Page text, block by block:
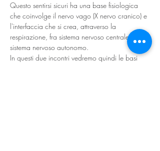
Questo sentirsi sicuri ha una base fisiologica
che coinvolge il nervo vago (X nervo cranico) e
l'interfaccia che si crea, attraverso la
respirazione, fra sistema nervoso centrale e
sistema nervoso autonomo.
In questi due incontri vedremo quindi le basi